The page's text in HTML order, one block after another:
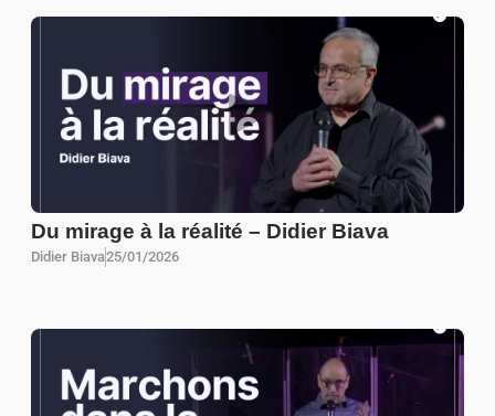
Du mirage à la réalité – Didier Biava
Didier Biava25/01/2026